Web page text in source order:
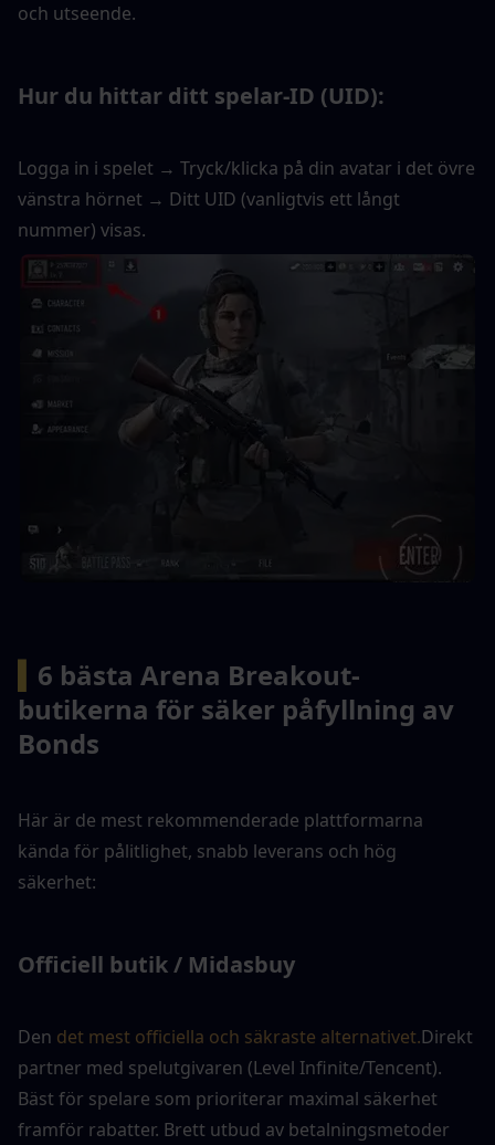
och utseende.
Hur du hittar ditt spelar-ID (UID):
Logga in i spelet → Tryck/klicka på din avatar i det övre
vänstra hörnet → Ditt UID (vanligtvis ett långt
nummer) visas.
6 bästa Arena Breakout-
butikerna för säker påfyllning av
Bonds
Här är de mest rekommenderade plattformarna
kända för pålitlighet, snabb leverans och hög
säkerhet:
Officiell butik / Midasbuy
Den det mest officiella och säkraste alternativet.Direkt
partner med spelutgivaren (Level Infinite/Tencent).
Bäst för spelare som prioriterar maximal säkerhet
framför rabatter. Brett utbud av betalningsmetoder